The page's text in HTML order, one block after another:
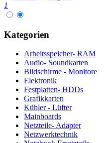
1
Kategorien
Arbeitsspeicher- RAM
Audio- Soundkarten
Bildschirme - Monitore
Elektronik
Festplatten- HDDs
Grafikkarten
Kühler - Lüfter
Mainboards
Netzteile- Adapter
Netzwerktechnik